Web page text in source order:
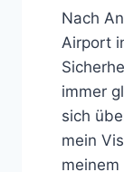
Nach
Airport
immer
sich
mein